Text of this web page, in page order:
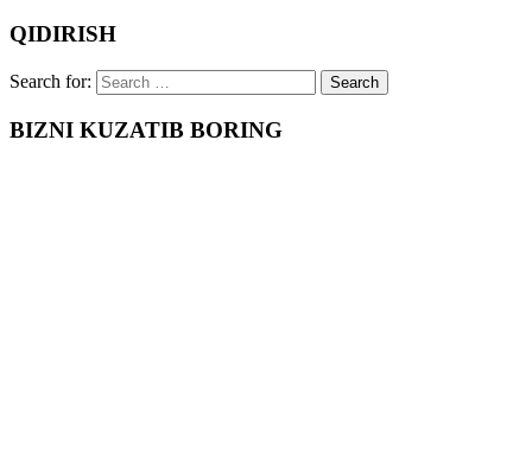
QIDIRISH
Search for:
BIZNI KUZATIB BORING